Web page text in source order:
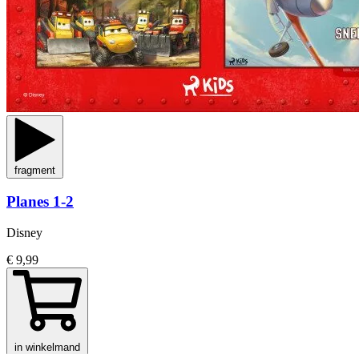
fragment
Planes 1-2
Disney
€ 9,99
in winkelmand